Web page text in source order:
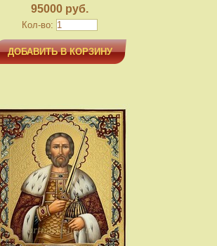
95000 руб.
Кол-во:
ДОБАВИТЬ В КОРЗИНУ